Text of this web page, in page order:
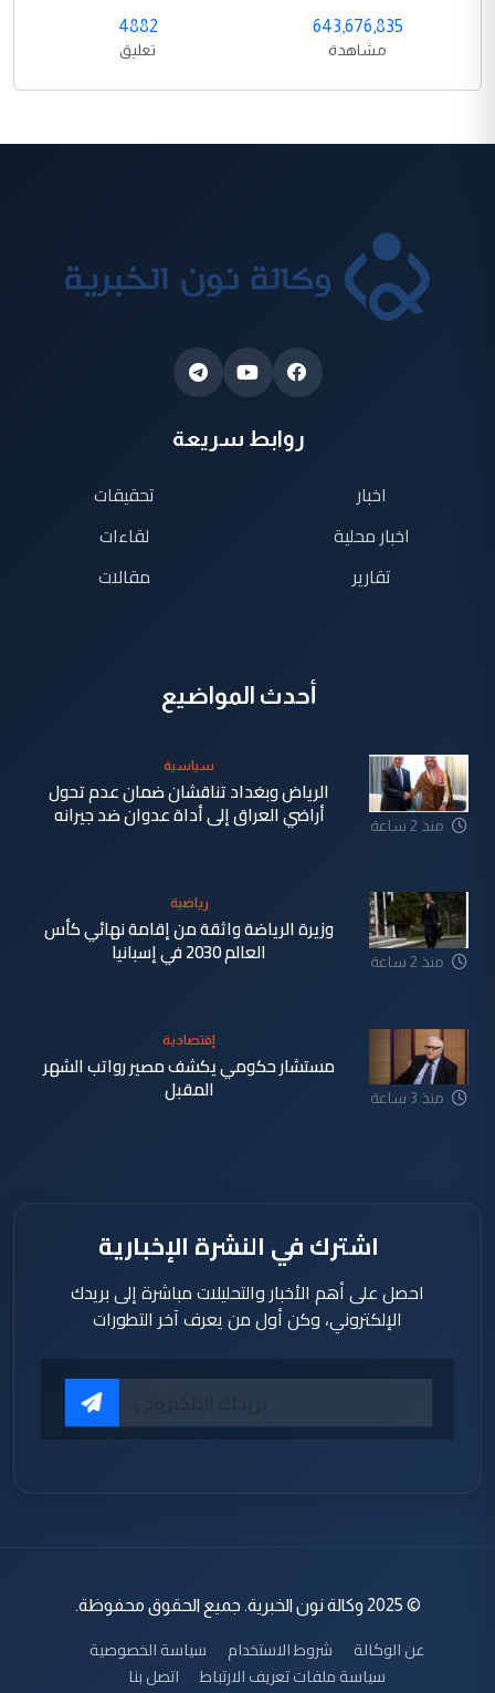
643,676,835
مشاهدة
4882
تعليق
روابط سريعة
اخبار
اخبار محلية
تقارير
تحقيقات
لقاءات
مقالات
أحدث المواضيع
منذ 2 ساعة
سياسية
الرياض وبغداد تناقشان ضمان عدم تحول
أراضي العراق إلى أداة عدوان ضد جيرانه
منذ 2 ساعة
رياضية
وزيرة الرياضة واثقة من إقامة نهائي كأس
العالم 2030 في إسبانيا
منذ 3 ساعة
إقتصادية
مستشار حكومي يكشف مصير رواتب الشهر
المقبل
اشترك في النشرة الإخبارية
احصل على أهم الأخبار والتحليلات مباشرة إلى بريدك
الإلكتروني، وكن أول من يعرف آخر التطورات
© 2025 وكالة نون الخبرية. جميع الحقوق محفوظة.
عن الوكالة شروط الاستخدام
سياسة الخصوصية
سياسة ملفات تعريف الارتباط
اتصل بنا